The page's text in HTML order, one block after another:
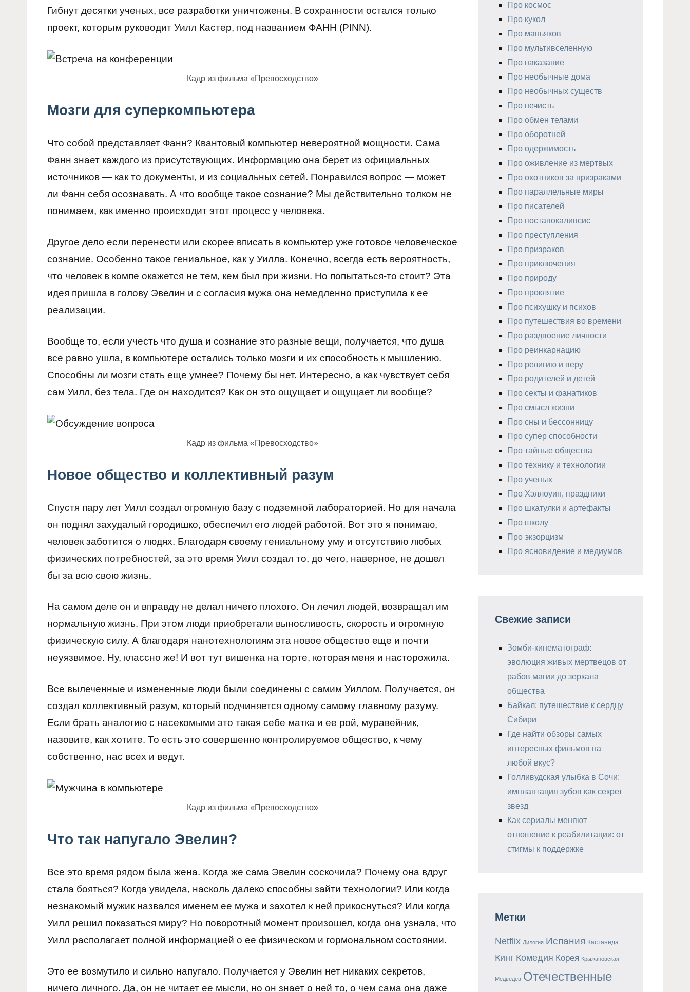
Гибнут десятки ученых, все разработки уничтожены. В сохранности остался только
проект, которым руководит Уилл Кастер, под названием ФАНН (PINN).
Кадр из фильма «Превосходство»
Мозги для суперкомпьютера
Что собой представляет Фанн? Квантовый компьютер невероятной мощности. Сама
Фанн знает каждого из присутствующих. Информацию она берет из официальных
источников — как то документы, и из социальных сетей. Понравился вопрос — может
ли Фанн себя осознавать. А что вообще такое сознание? Мы действительно толком не
понимаем, как именно происходит этот процесс у человека.
Другое дело если перенести или скорее вписать в компьютер уже готовое человеческое
сознание. Особенно такое гениальное, как у Уилла. Конечно, всегда есть вероятность,
что человек в компе окажется не тем, кем был при жизни. Но попытаться-то стоит? Эта
идея пришла в голову Эвелин и с согласия мужа она немедленно приступила к ее
реализации.
Вообще то, если учесть что душа и сознание это разные вещи, получается, что душа
все равно ушла, в компьютере остались только мозги и их способность к мышлению.
Способны ли мозги стать еще умнее? Почему бы нет. Интересно, а как чувствует себя
сам Уилл, без тела. Где он находится? Как он это ощущает и ощущает ли вообще?
Кадр из фильма «Превосходство»
Новое общество и коллективный разум
Спустя пару лет Уилл создал огромную базу с подземной лабораторией. Но для начала
он поднял захудалый городишко, обеспечил его людей работой. Вот это я понимаю,
человек заботится о людях. Благодаря своему гениальному уму и отсутствию любых
физических потребностей, за это время Уилл создал то, до чего, наверное, не дошел
бы за всю свою жизнь.
На самом деле он и вправду не делал ничего плохого. Он лечил людей, возвращал им
нормальную жизнь. При этом люди приобретали выносливость, скорость и огромную
физическую силу. А благодаря нанотехнологиям эта новое общество еще и почти
неуязвимое. Ну, классно же! И вот тут вишенка на торте, которая меня и насторожила.
Все вылеченные и измененные люди были соединены с самим Уиллом. Получается, он
создал коллективный разум, который подчиняется одному самому главному разуму.
Если брать аналогию с насекомыми это такая себе матка и ее рой, муравейник,
назовите, как хотите. То есть это совершенно контролируемое общество, к чему
собственно, нас всех и ведут.
Кадр из фильма «Превосходство»
Что так напугало Эвелин?
Все это время рядом была жена. Когда же сама Эвелин соскочила? Почему она вдруг
стала бояться? Когда увидела, насколь далеко способны зайти технологии? Или когда
незнакомый мужик назвался именем ее мужа и захотел к ней прикоснуться? Или когда
Уилл решил показаться миру? Но поворотный момент произошел, когда она узнала, что
Уилл располагает полной информацией о ее физическом и гормональном состоянии.
Это ее возмутило и сильно напугало. Получается у Эвелин нет никаких секретов,
ничего личного. Да, он не читает ее мысли, но он знает о ней то, о чем сама она даже
Про космос
Про кукол
Про маньяков
Про мультивселенную
Про наказание
Про необычные дома
Про необычных существ
Про нечисть
Про обмен телами
Про оборотней
Про одержимость
Про оживление из мертвых
Про охотников за призраками
Про параллельные миры
Про писателей
Про постапокалипсис
Про преступления
Про призраков
Про приключения
Про природу
Про проклятие
Про психушку и психов
Про путешествия во времени
Про раздвоение личности
Про реинкарнацию
Про религию и веру
Про родителей и детей
Про секты и фанатиков
Про смысл жизни
Про сны и бессонницу
Про супер способности
Про тайные общества
Про технику и технологии
Про ученых
Про Хэллоуин, праздники
Про шкатулки и артефакты
Про школу
Про экзорцизм
Про ясновидение и медиумов
Свежие записи
Зомби-кинематограф:
эволюция живых мертвецов от
рабов магии до зеркала
общества
Байкал: путешествие к сердцу
Сибири
Где найти обзоры самых
интересных фильмов на
любой вкус?
Голливудская улыбка в Сочи:
имплантация зубов как секрет
звезд
Как сериалы меняют
отношение к реабилитации: от
стигмы к поддержке
Метки
Netflix Дилогия Испания Кастанеда
Кинг Комедия Корея Крыжановская
Медведев Отечественные